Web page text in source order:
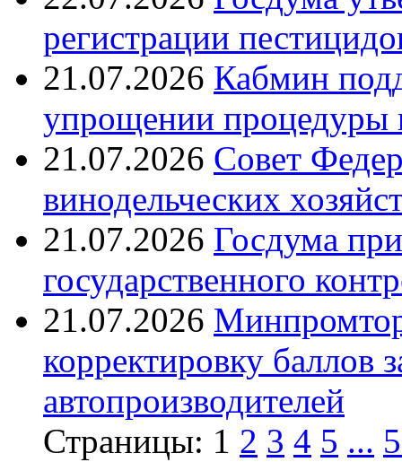
регистрации
21.07.2026 Кабмин
упрощении процедуры
21.07.2026 Совет
винодельческих
21.07.2026 Госдума
государственного
21.07.2026
корректировку
автопроизводителей
Страницы: 1 2 3 4 5 ...